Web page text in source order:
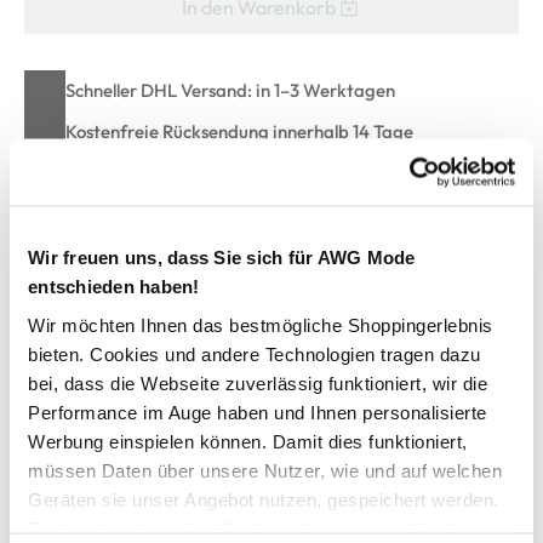
Wir freuen uns, dass Sie sich für AWG Mode
entschieden haben!
Wir möchten Ihnen das bestmögliche Shoppingerlebnis
bieten. Cookies und andere Technologien tragen dazu
bei, dass die Webseite zuverlässig funktioniert, wir die
Performance im Auge haben und Ihnen personalisierte
Werbung einspielen können. Damit dies funktioniert,
müssen Daten über unsere Nutzer, wie und auf welchen
Geräten sie unser Angebot nutzen, gespeichert werden.
In den Warenkorb
Schneller DHL Versand: in 1–3 Werktagen
Kostenfreie Rücksendung innerhalb 14 Tage
Kostenlose Filiallieferung in Ihre Wunschfiliale
Zur Wunschliste hinzufügen
Mädchen Slip im 5er Pack
bequeme Slips im 5er Pack von North Department
mit elastischem Gummizugbund am Beinauschnitt und am
Bund